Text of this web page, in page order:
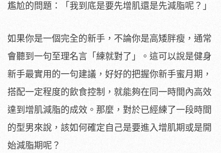
尷尬的問題：「我到底是要先增肌還是先減脂呢？」
如果你是一個完全的新手，不論你是高矮胖瘦，通常
會聽到一句至理名言「練就對了」。這可以說是健身
新手最實用的一句建議，好好的把握你新手蜜月期，
搭配一定程度的飲食控制，就能夠在同一時間內高效
達到增肌減脂的成效。那麼，對於已經練了一段時間
的型男來說，該如何確定自己是要進入增肌期或是開
始減脂期呢？